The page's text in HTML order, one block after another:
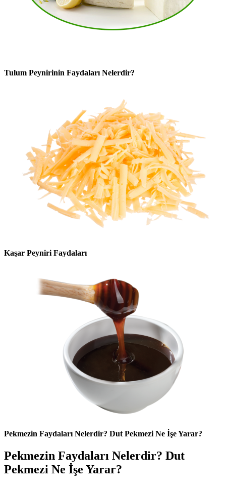
Tulum Peynirinin Faydaları Nelerdir?
Kaşar Peyniri Faydaları
Pekmezin Faydaları Nelerdir? Dut Pekmezi Ne İşe Yarar?
Pekmezin Faydaları Nelerdir? Dut
Pekmezi Ne İşe Yarar?